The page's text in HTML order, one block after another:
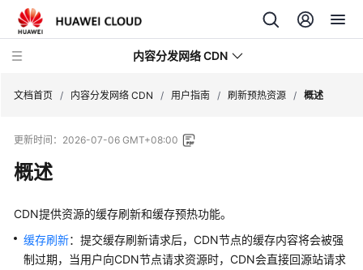
内容分发网络 CDN
最
新
动
服
务
文档首页 / 内容分发网络 CDN / 用户指南 / 刷新预热资源 / 概述
更新时间： 2026-07-06 GMT+08:00
概述
CDN提供资源的缓存刷新和缓存预热功能。
缓存刷新：提交缓存刷新请求后，CDN节点的缓存内容将会被强
制过期，当用户向CDN节点请求资源时，CDN会直接回源站请求